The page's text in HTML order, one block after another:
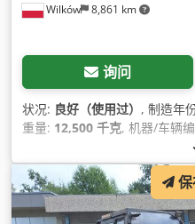
Wilków 8,861 km
询问
状况: 良好（使用过） , 制造年
重量: 12,500 千克, 机器/车辆